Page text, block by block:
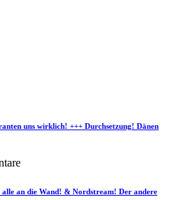
uns wirklich! +++ Durchsetzung! Dänen
an die Wand! & Nordstream! Der andere